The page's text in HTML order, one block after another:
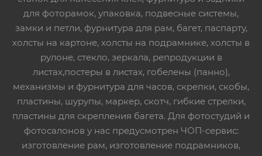
для фоторамок, упаковка, подвесные системы,
замки и петли, фурнитура для рам, багет, паспарту,
холсты на картоне, холсты на подрамнике, холсты в
рулоне, стекло, зеркала, репродукции в
листах,постеры в листах, гобелены (панно),
механизмы и фурнитура для часов, скрепки, скобы,
пластины, шурупы, маркер, скотч, гибкие стрелки,
пластины для скрепления багета. Для фотостудий и
фотосалонов у нас предусмотрен ЧОП-сервис:
изготовление рам, изготовление подрамников,